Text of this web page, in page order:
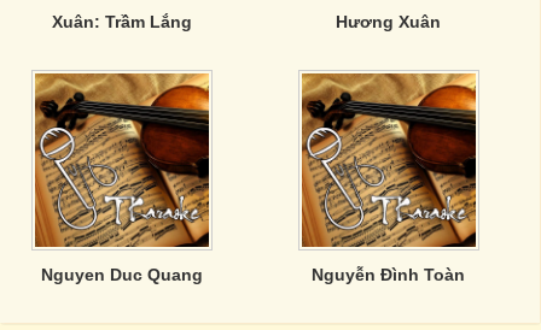
Xuân: Trầm Lắng Hương Xuân
Nguyen Duc Quang Nguyễn Đình Toàn